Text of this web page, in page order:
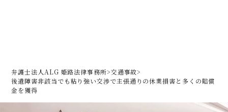
弁護士法人ALG 姫路法律事務所>交通事故>
後遺障害非該当でも粘り強い交渉で主張通りの休業損害と多くの賠償
金を獲得